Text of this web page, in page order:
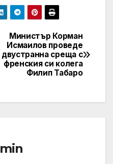
Министър Корман
Исмаилов проведе
двустранна среща с
френския си колега
Филип Табаро